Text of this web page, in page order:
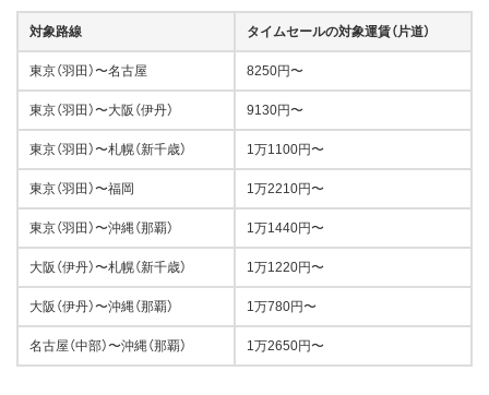
対象路線 タイムセールの対象運賃（片道）
東京（羽田）〜名古屋 8250円〜
東京（羽田）〜大阪（伊丹） 9130円〜
東京（羽田）〜札幌（新千歳） 1万1100円〜
東京（羽田）〜福岡 1万2210円〜
東京（羽田）〜沖縄（那覇） 1万1440円〜
大阪（伊丹）〜札幌（新千歳） 1万1220円〜
大阪（伊丹）〜沖縄（那覇） 1万780円〜
名古屋（中部）〜沖縄（那覇） 1万2650円〜